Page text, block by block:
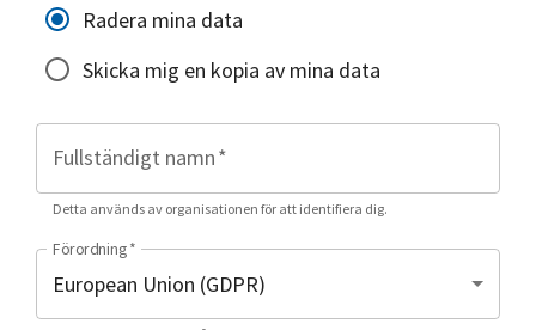
Radera mina data
Skicka mig en kopia av mina data
Fullständigt namn*
Detta används av organisationen för att identifiera dig.
Förordning*